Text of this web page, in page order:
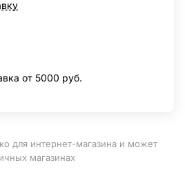
от 5000 руб.
для интернет-магазина и может
магазинах